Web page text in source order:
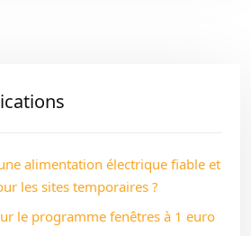
alimentation électrique fiable et
les sites temporaires ?
le programme fenêtres à 1 euro